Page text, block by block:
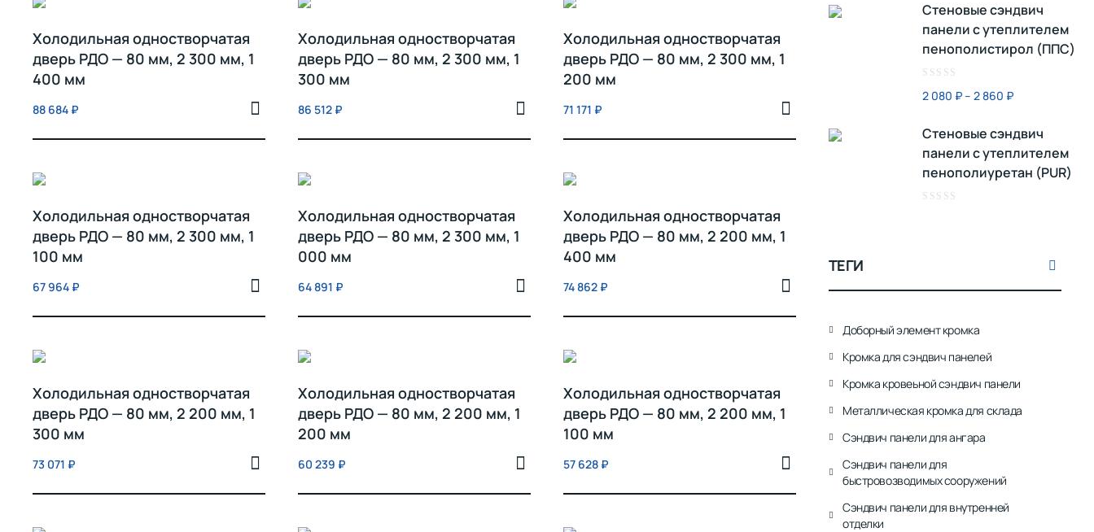
Холодильная одностворчатая
дверь РДО — 80 мм, 2 300 мм, 1
400 мм
88 684 ₽
Холодильная одностворчатая
дверь РДО — 80 мм, 2 300 мм, 1
300 мм
86 512 ₽
Холодильная одностворчатая
дверь РДО — 80 мм, 2 300 мм, 1
200 мм
71 171 ₽
Холодильная одностворчатая
дверь РДО — 80 мм, 2 300 мм, 1
100 мм
67 964 ₽
Холодильная одностворчатая
дверь РДО — 80 мм, 2 300 мм, 1
000 мм
64 891 ₽
Холодильная одностворчатая
дверь РДО — 80 мм, 2 200 мм, 1
400 мм
74 862 ₽
Холодильная одностворчатая
дверь РДО — 80 мм, 2 200 мм, 1
300 мм
73 071 ₽
Холодильная одностворчатая
дверь РДО — 80 мм, 2 200 мм, 1
200 мм
60 239 ₽
Холодильная одностворчатая
дверь РДО — 80 мм, 2 200 мм, 1
100 мм
57 628 ₽
5
Стеновые сэндвич
панели с утеплителем
пенополистирол (ППС)
2 080 ₽– 2 860 ₽
0
5
Стеновые сэндвич
панели с утеплителем
пенополиуретан (PUR)
ТЕГИ
Доборный элемент кромка
Кромка для сэндвич панелей
Кромка кровеьной сэндвич панели
Металлическая кромка для склада
Сэндвич панели для ангара
Сэндвич панели для
быстровозводимых сооружений
Сэндвич панели для внутренней
отделки